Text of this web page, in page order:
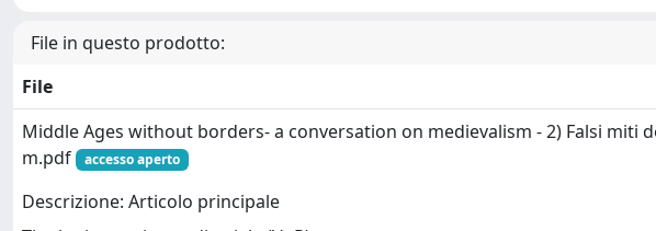
File in questo prodotto:
File
Middle Ages without borders- a conversation on medievalism - 2) Falsi miti
m.pdf
accesso aperto
Descrizione: Articolo principale